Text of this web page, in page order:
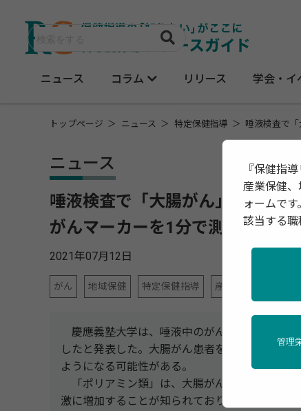
ニュース コラム リリース 学会・イ
トップページ ニュース 特定保健指導 唾液検査で
ニュース
唾液検査で「大腸がん」を高精
がんマーカーを1分で測定する技
2021年07月12日
がん 地域保健 特定保健指導 産業保健
慶應義塾大学は、唾液中のがんマーカーをわ
したと発表した。大腸がん患者を、唾液検査で
ようになる可能性がある。
「ポリアミン類」は、大腸がんや膵臓がんな
激に増加することが知られており、がんマーカ
『保健指
産業保健
ォームです。
該当する職
管理